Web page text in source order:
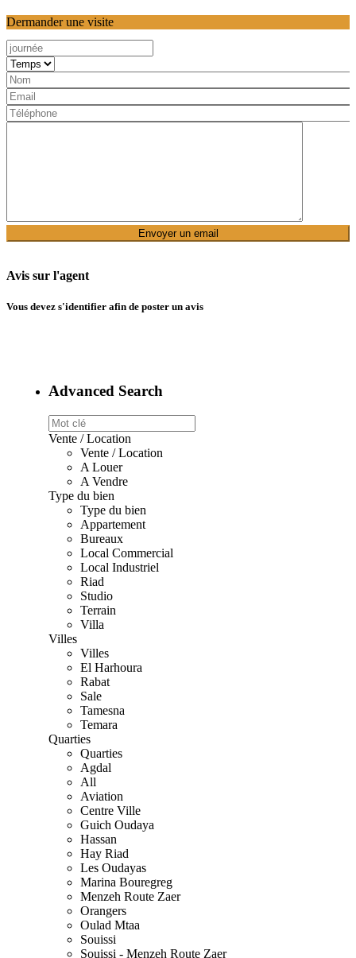
Dermander une visite
Avis sur l'agent
Vous devez s'identifier afin de poster un avis
Advanced Search
Vente / Location
Vente / Location
A Louer
A Vendre
Type du bien
Type du bien
Appartement
Bureaux
Local Commercial
Local Industriel
Riad
Studio
Terrain
Villa
Villes
Villes
El Harhoura
Rabat
Sale
Tamesna
Temara
Quarties
Quarties
Agdal
All
Aviation
Centre Ville
Guich Oudaya
Hassan
Hay Riad
Les Oudayas
Marina Bouregreg
Menzeh Route Zaer
Orangers
Oulad Mtaa
Souissi
Souissi - Menzeh Route Zaer